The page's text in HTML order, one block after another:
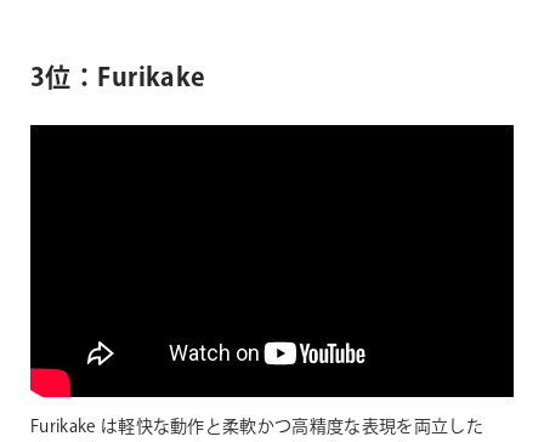
3位：Furikake
Furikake は軽快な動作と柔軟かつ高精度な表現を両立した